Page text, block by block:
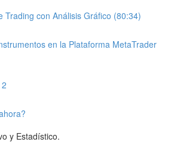
Trading con Análisis Gráfico (80:34)
en la Plataforma MetaTrader
y Estadístico.